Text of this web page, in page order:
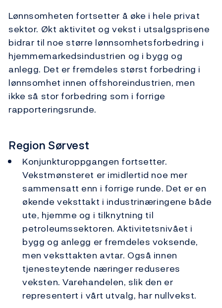
Lønnsomheten fortsetter å øke i hele privat
sektor. Økt aktivitet og vekst i utsalgsprisene
bidrar til noe større lønnsomhetsforbedring i
hjemmemarkedsindustrien og i bygg og
anlegg. Det er fremdeles størst forbedring i
lønnsomhet innen offshoreindustrien, men
ikke så stor forbedring som i forrige
rapporteringsrunde.
Region Sørvest
Konjunkturoppgangen fortsetter.
Vekstmønsteret er imidlertid noe mer
sammensatt enn i forrige runde. Det er en
økende veksttakt i industrinæringene både
ute, hjemme og i tilknytning til
petroleumssektoren. Aktivitetsnivået i
bygg og anlegg er fremdeles voksende,
men veksttakten avtar. Også innen
tjenesteytende næringer reduseres
veksten. Varehandelen, slik den er
representert i vårt utvalg, har nullvekst.